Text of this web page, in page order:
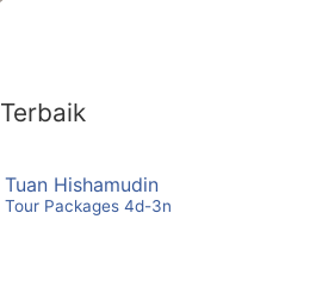
Terbaik
Tuan Hishamudin
Tour Packages 4d-3n